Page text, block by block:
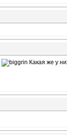
Какая же у